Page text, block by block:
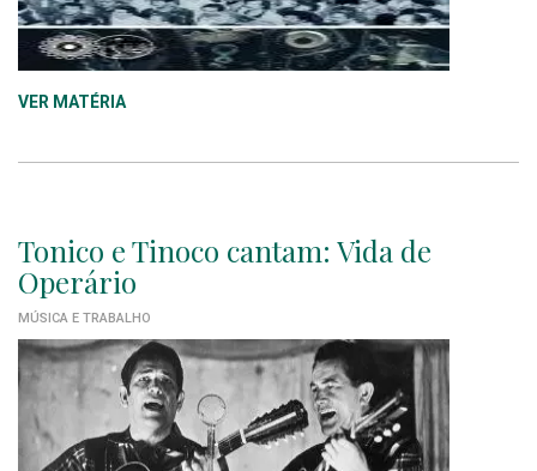
VER MATÉRIA
Tonico e Tinoco cantam: Vida de
Operário
MÚSICA E TRABALHO